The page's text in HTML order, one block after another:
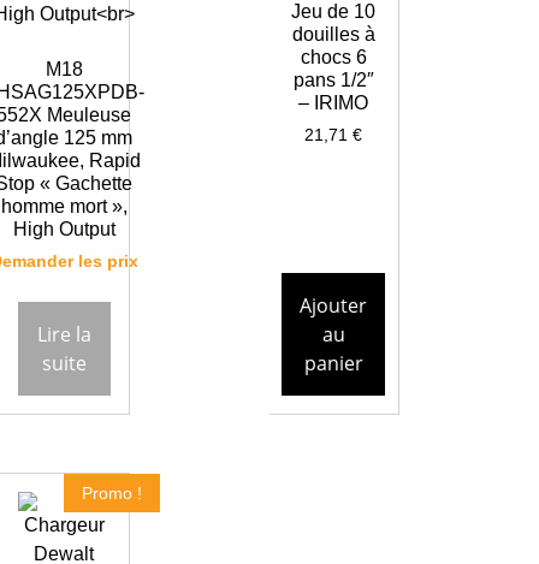
M18
Meuleuse
125 mm
Rapid
« Gachette
homme mort »,
High Output
les prix
Lire la
suite
Jeu de 10
douilles à
chocs 6
pans 1/2″
– IRIMO
21,71€
Ajouter
au
panier
Promo !